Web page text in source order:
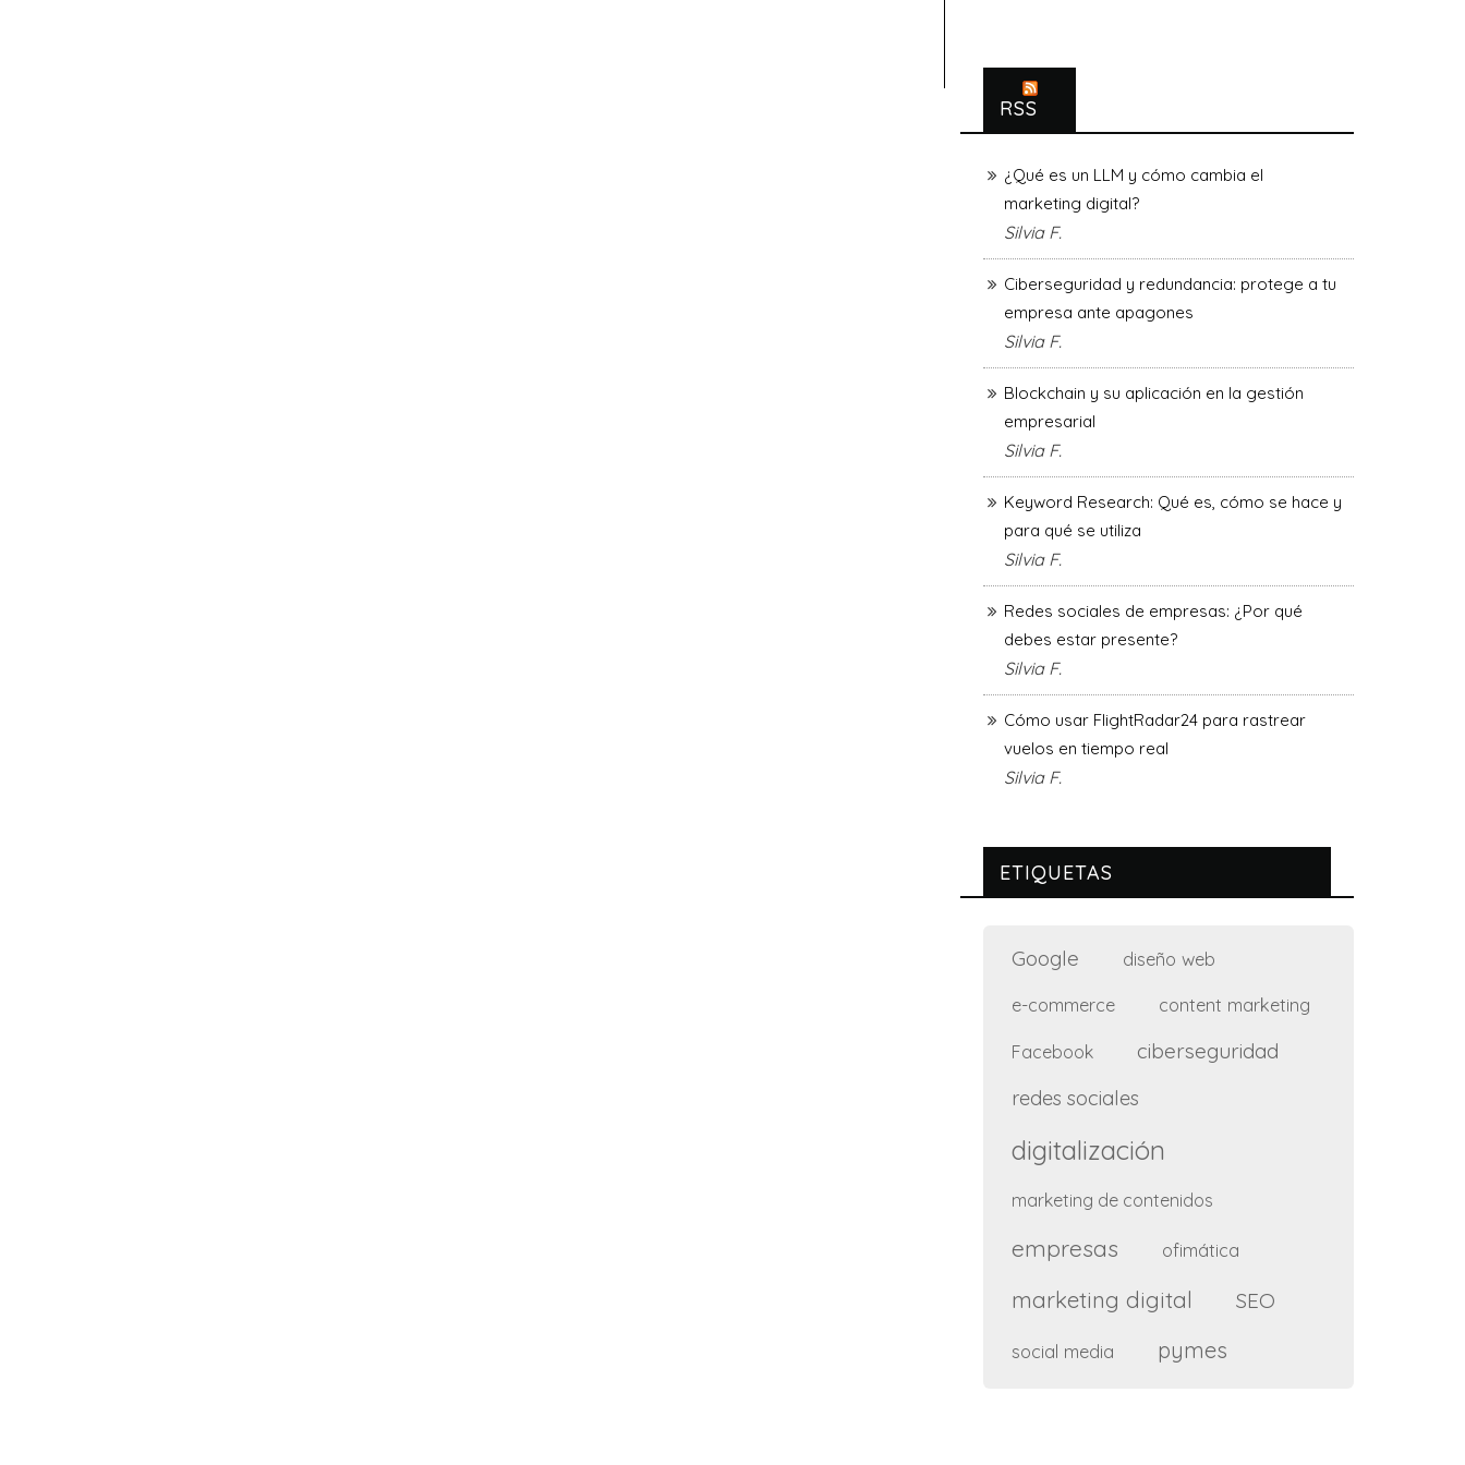
RSS
¿Qué es un LLM y cómo cambia el
marketing digital?
Silvia F.
Ciberseguridad y redundancia: protege a tu
empresa ante apagones
Silvia F.
Blockchain y su aplicación en la gestión
empresarial
Silvia F.
Keyword Research: Qué es, cómo se hace y
para qué se utiliza
Silvia F.
Redes sociales de empresas: ¿Por qué
debes estar presente?
Silvia F.
Cómo usar FlightRadar24 para rastrear
vuelos en tiempo real
Silvia F.
ETIQUETAS
Google
diseño web
e-commerce
content marketing
Facebook ciberseguridad
redes sociales
digitalización
marketing de contenidos
empresas ofimática
marketing digital SEO
social media pymes